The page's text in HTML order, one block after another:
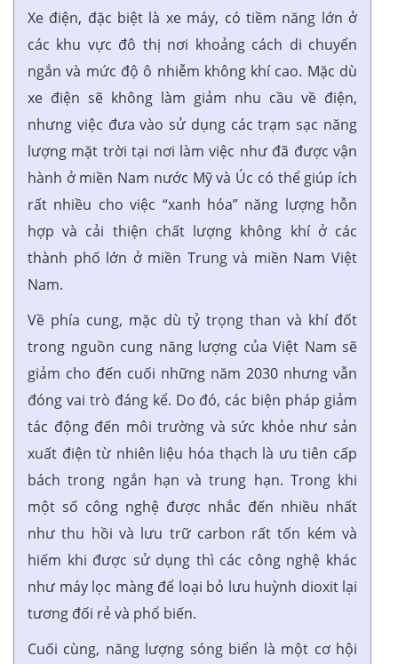
Xe điện, đặc biệt là xe máy, có tiềm năng lớn ở
các khu vực đô thị nơi khoảng cách di chuyển
ngắn và mức độ ô nhiễm không khí cao. Mặc dù
xe điện sẽ không làm giảm nhu cầu về điện,
nhưng việc đưa vào sử dụng các trạm sạc năng
lượng mặt trời tại nơi làm việc như đã được vận
hành ở miền Nam nước Mỹ và Úc có thể giúp ích
rất nhiều cho việc “xanh hóa” năng lượng hỗn
hợp và cải thiện chất lượng không khí ở các
thành phố lớn ở miền Trung và miền Nam Việt
Nam.
Về phía cung, mặc dù tỷ trọng than và khí đốt
trong nguồn cung năng lượng của Việt Nam sẽ
giảm cho đến cuối những năm 2030 nhưng vẫn
đóng vai trò đáng kể. Do đó, các biện pháp giảm
tác động đến môi trường và sức khỏe như sản
xuất điện từ nhiên liệu hóa thạch là ưu tiên cấp
bách trong ngắn hạn và trung hạn. Trong khi
một số công nghệ được nhắc đến nhiều nhất
như thu hồi và lưu trữ carbon rất tốn kém và
hiếm khi được sử dụng thì các công nghệ khác
như máy lọc màng để loại bỏ lưu huỳnh dioxit lại
tương đối rẻ và phổ biến.
Cuối cùng, năng lượng sóng biển là một cơ hội